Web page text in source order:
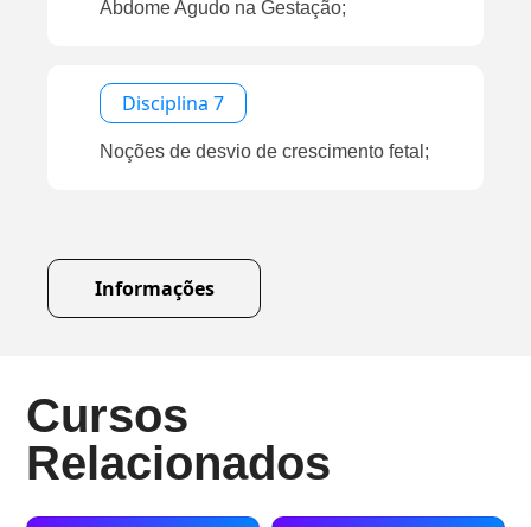
Abdome Agudo na Gestação;
Disciplina 7
Noções de desvio de crescimento fetal;
Informações
Cursos
Relacionados